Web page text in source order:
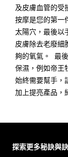
及皮膚血管的受
按摩是您的第一
太陽穴，最後以
皮膚除去老廢細
夠的氧氣。 最
保濕，例如帝王
始終需要幫手，
加上提亮產品，
探索更多秘訣與